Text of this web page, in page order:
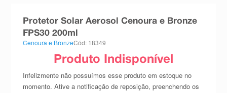
Protetor Solar Aerosol Cenoura e Bronze
FPS30 200ml
Cenoura e BronzeCód: 18349
esmalte
10ºabsorvente